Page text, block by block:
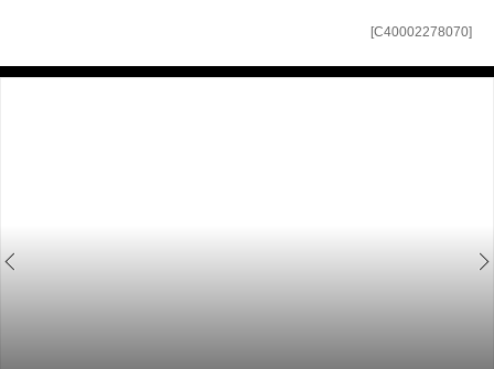
[C40002278070]